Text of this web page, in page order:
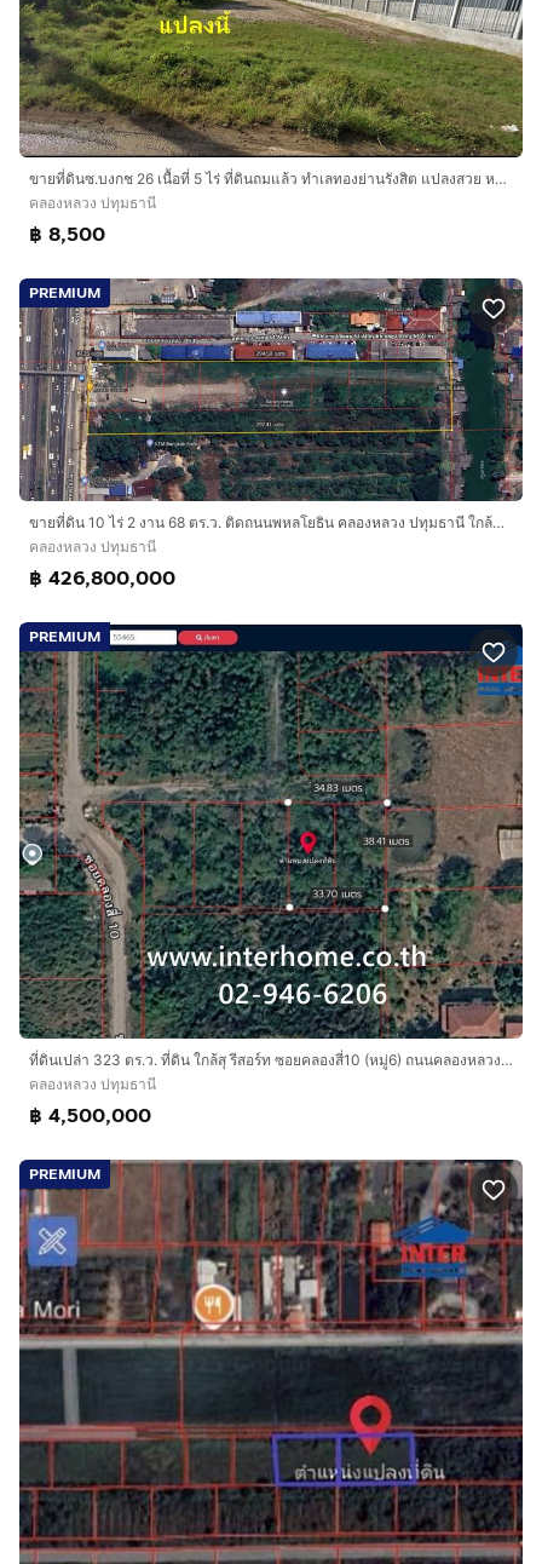
ขายที่ดินซ.บงกช 26 เนื้อที่ 5 ไร่ ที่ดินถมแล้ว ทำเลทองย่านรังสิต แปลงสวย หน้ากว้างมาก ถนนคอนกรีต ที่ดินติดโรงงานใหญ่ ทางเชื่อมไป ถนนพหลโยธิน
คลองหลวง ปทุมธานี
฿ 8,500
PREMIUM
ขายที่ดิน 10 ไร่ 2 งาน 68 ตร.ว. ติดถนนพหลโยธิน คลองหลวง ปทุมธานี ใกล้ฟิวเจอร์พาร์ค รังสิต เหมาะลงทุนและพัฒนาโครงการ
คลองหลวง ปทุมธานี
฿ 426,800,000
PREMIUM
ที่ดินเปล่า 323 ตร.ว. ที่ดิน ใกล้สุ รีสอร์ท ซอยคลองสี่10 (หมู่6) ถนนคลองหลวง คลองหลวง ปทุมธานี
คลองหลวง ปทุมธานี
฿ 4,500,000
PREMIUM